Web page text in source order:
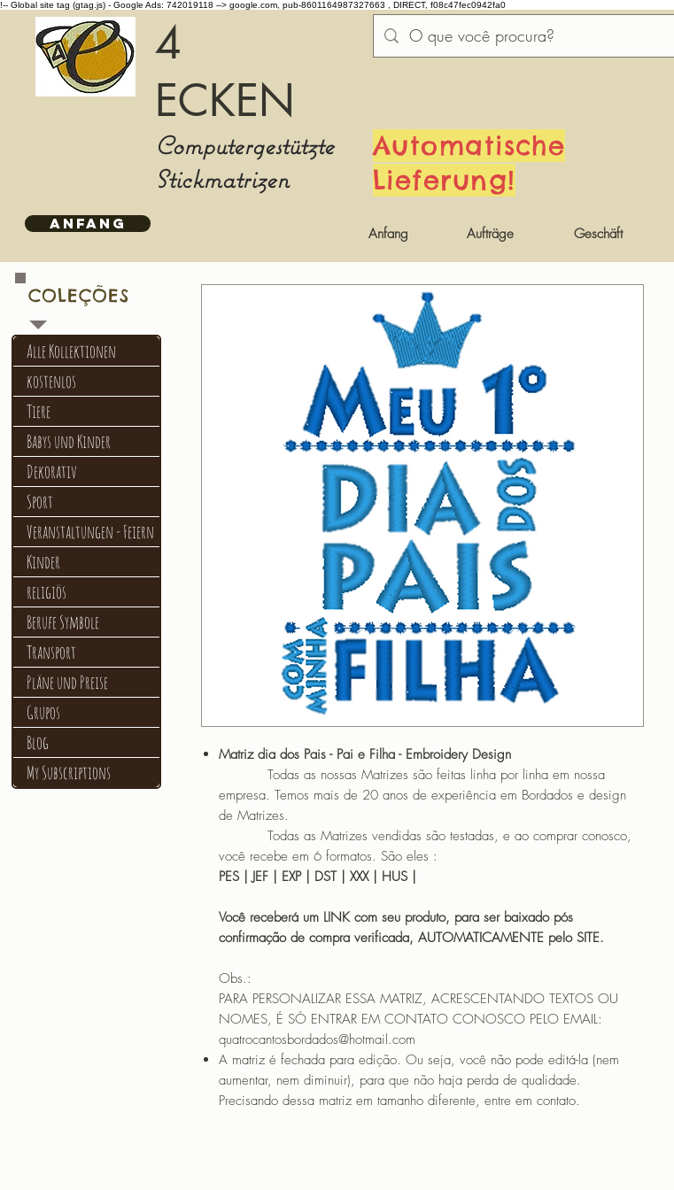
!-- Global site tag (gtag.js) - Google Ads: 742019118 --> google.com, pub-8601164987327663 , DIRECT, f08c47fec0942fa0
4
ECKEN
Computergestützte
Stickmatrizen
Automatische
Lieferung!
ANFANG
Anfang Aufträge Geschäft
Matriz dia dos Pais - Pai e Filha - Embroidery Design
Todas as nossas Matrizes são feitas linha por linha em nossa
empresa. Temos mais de 20 anos de experiência em Bordados e design
de Matrizes.
Todas as Matrizes vendidas são testadas, e ao comprar conosco,
você recebe em 6 formatos. São eles :
PES | JEF | EXP | DST | XXX | HUS |
Você receberá um LINK com seu produto, para ser baixado pós
confirmação de compra verificada, AUTOMATICAMENTE pelo SITE.
Obs.:
PARA PERSONALIZAR ESSA MATRIZ, ACRESCENTANDO TEXTOS OU
NOMES, É SÓ ENTRAR EM CONTATO CONOSCO PELO EMAIL:
quatrocantosbordados@hotmail.com
A matriz é fechada para edição. Ou seja, você não pode editá-la (nem
aumentar, nem diminuir), para que não haja perda de qualidade.
Precisando dessa matriz em tamanho diferente, entre em contato.
Alle Kollektionen
kostenlos
Tiere
Babys und Kinder
Dekorativ
Sport
Veranstaltungen - Feiern
Kinder
religiös
Berufe Symbole
Transport
Pläne und Preise
Grupos
Blog
My Subscriptions
COLEÇÕES